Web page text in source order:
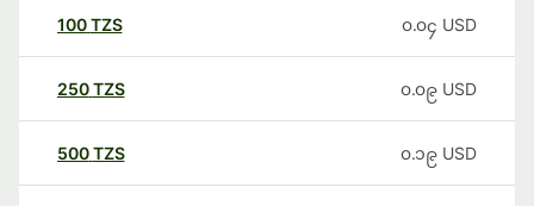
100TZS ၀.၀၄ USD
250TZS ၀.၀၉ USD
500TZS ၀.၁၉ USD